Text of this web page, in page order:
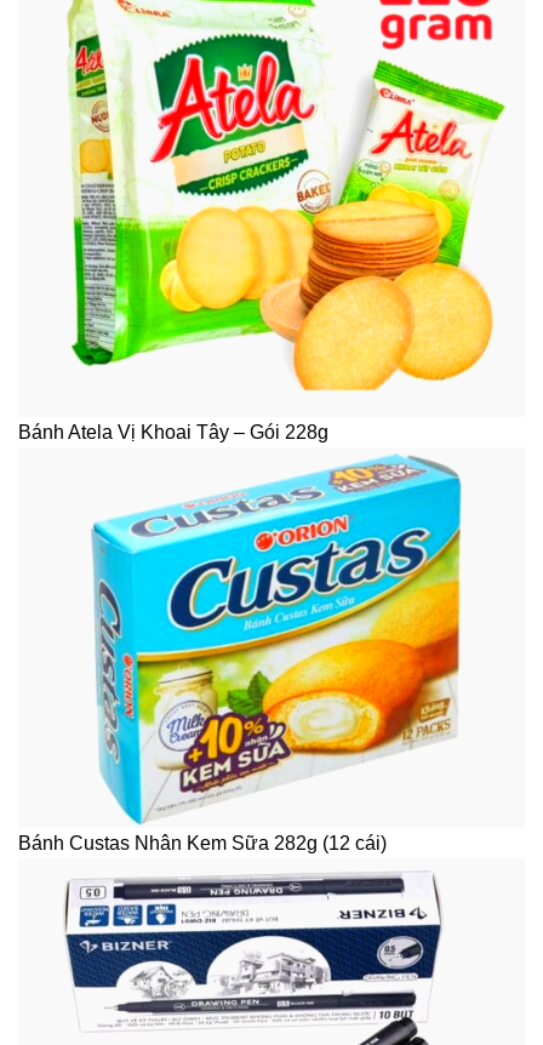
Bánh Atela Vị Khoai Tây – Gói 228g
Bánh Custas Nhân Kem Sữa 282g (12 cái)